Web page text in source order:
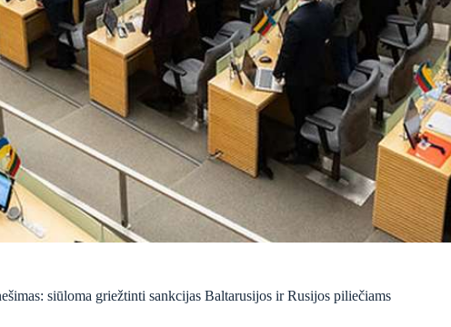
siūloma griežtinti sankcijas Baltarusijos ir Rusijos piliečiams